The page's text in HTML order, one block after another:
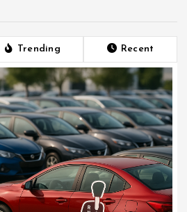
Trending Recent